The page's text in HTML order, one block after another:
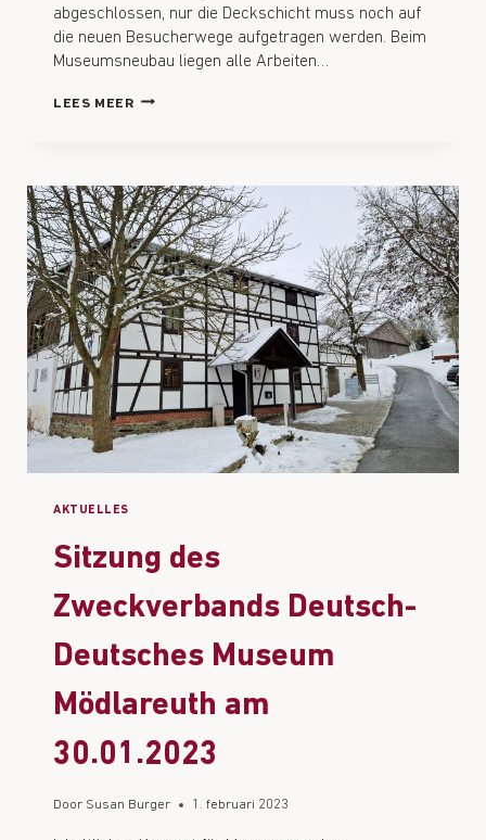
abgeschlossen, nur die Deckschicht muss noch auf
die neuen Besucherwege aufgetragen werden. Beim
Museumsneubau liegen alle Arbeiten…
LEES MEER
AKTUELLES
Sitzung des
Zweckverbands Deutsch-
Deutsches Museum
Mödlareuth am
30.01.2023
Door Susan Burger 1. februari 2023